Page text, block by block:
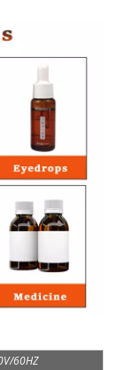
60HZ